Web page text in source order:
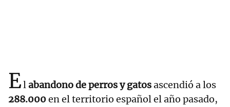
Elabandono de perros y gatosascendió a los
288.000en el territorio español el año pasado,